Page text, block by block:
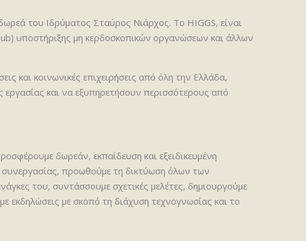
του Ιδρύματος Σταύρος Νιάρχος. Το HIGGS, είναι
υποστήριξης μη κερδοσκοπικών οργανώσεων και άλλων
και κοινωνικές επιχειρήσεις από όλη την Ελλάδα,
και να εξυπηρετήσουν περισσότερους από
δωρεάν, εκπαίδευση και εξειδικευμένη
συνεργασίας, προωθούμε τη δικτύωση όλων των
του, συντάσσουμε σχετικές μελέτες, δημιουργούμε
εκδηλώσεις με σκοπό τη διάχυση τεχνογνωσίας και το